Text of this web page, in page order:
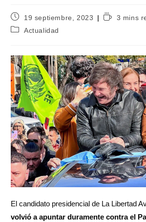
19 septiembre, 2023
3 mins
Actualidad
El candidato presidencial de La Libertad
volvió a apuntar duramente contra el